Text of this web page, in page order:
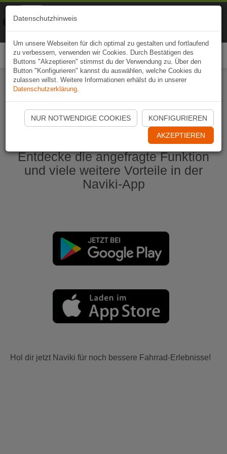
Naviki App jetzt öffnen
Entdecke die angefragte Funktion
und viele weitere Vorteile in der
Naviki-App
Hol dir jetzt Naviki für noch bessere Fahrrad-Erlebnisse!
Datenschutzhinweis
Um unsere Webseiten für dich optimal zu gestalten und fortlaufend
zu verbessern, verwenden wir Cookies. Durch Bestätigen des
Buttons "Akzeptieren" stimmst du der Verwendung zu. Über den
Button "Konfigurieren" kannst du auswählen, welche Cookies du
zulassen willst. Weitere Informationen erhälst du in unserer
Datenschutzerklärung.
NUR NOTWENDIGE COOKIES KONFIGURIEREN
AKZEPTIEREN
Naviki